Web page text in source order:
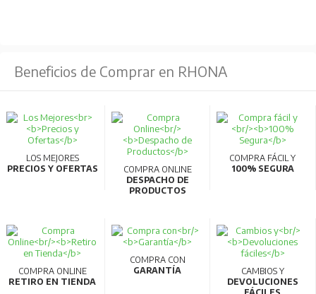
Beneficios de Comprar en RHONA
LOS MEJORES
PRECIOS Y OFERTAS
COMPRA ONLINE
DESPACHO DE
PRODUCTOS
COMPRA FÁCIL Y
100% SEGURA
COMPRA ONLINE
RETIRO EN TIENDA
COMPRA CON
GARANTÍA
CAMBIOS Y
DEVOLUCIONES